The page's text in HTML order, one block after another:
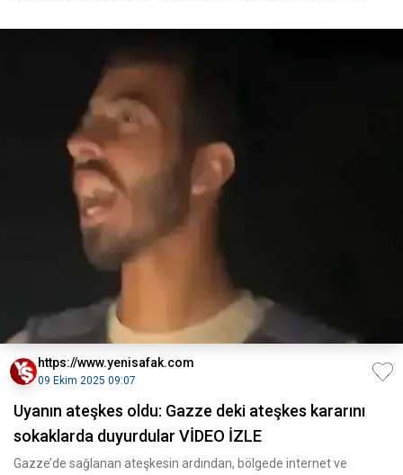
https://www.yenisafak.com
09 Ekim 2025 09:07
Uyanın ateşkes oldu: Gazze deki ateşkes kararını
sokaklarda duyurdular VİDEO İZLE
Gazze’de sağlanan ateşkesin ardından, bölgede internet ve